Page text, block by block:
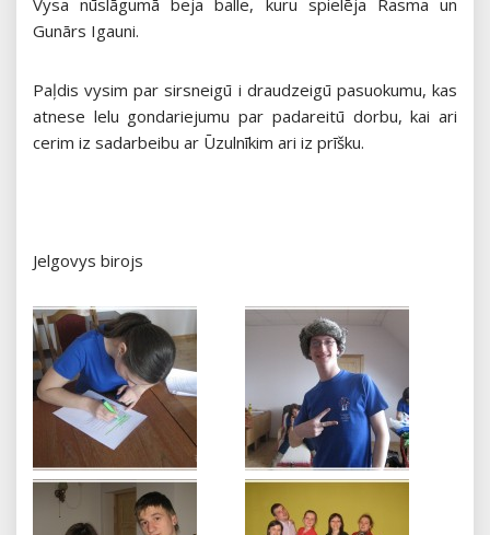
Vysa nūslāgumā beja balle, kuru spielēja Rasma un
Gunārs Igauni.
Paļdis vysim par sirsneigū i draudzeigū pasuokumu, kas
atnese lelu gondariejumu par padareitū dorbu, kai ari
cerim iz sadarbeibu ar Ūzulnīkim ari iz prīšku.
Jelgovys birojs